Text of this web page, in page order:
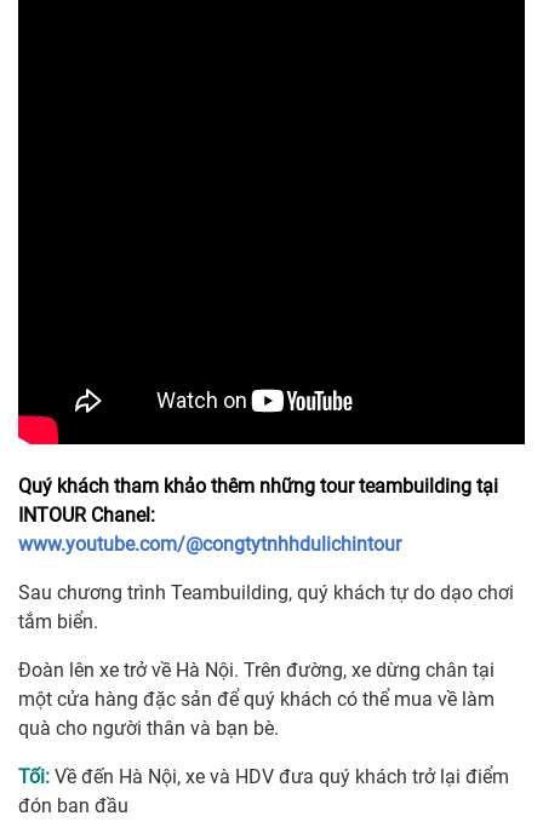
Quý khách tham khảo thêm những tour teambuilding tại
INTOUR Chanel:
www.youtube.com/@congtytnhhdulichintour
Sau chương trình Teambuilding, quý khách tự do dạo chơi
tắm biển.
Đoàn lên xe trở về Hà Nội. Trên đường, xe dừng chân tại
một cửa hàng đặc sản để quý khách có thể mua về làm
quà cho người thân và bạn bè.
Tối: Về đến Hà Nội, xe và HDV đưa quý khách trở lại điểm
đón ban đầu